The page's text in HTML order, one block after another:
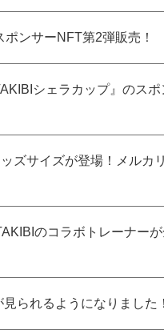
ンサーNFT第2弾販売！
シェラカップ』のス
ズサイズが登場！メルカ
のコラボトレーナー
られるようになりました